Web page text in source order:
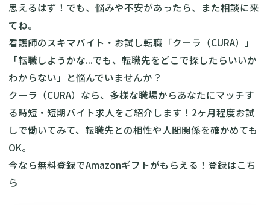
思えるはず！でも、悩みや不安があったら、また相談に来
てね。
看護師のスキマバイト・お試し転職「クーラ（CURA）」
「転職しようかな...でも、転職先をどこで探したらいいか
わからない」と悩んでいませんか？
クーラ（CURA）なら、多様な職場からあなたにマッチす
る時短・短期バイト求人をご紹介します！2ヶ月程度お試
しで働いてみて、転職先との相性や人間関係を確かめても
OK。
今なら無料登録でAmazonギフトがもらえる！ 登録はこち
ら